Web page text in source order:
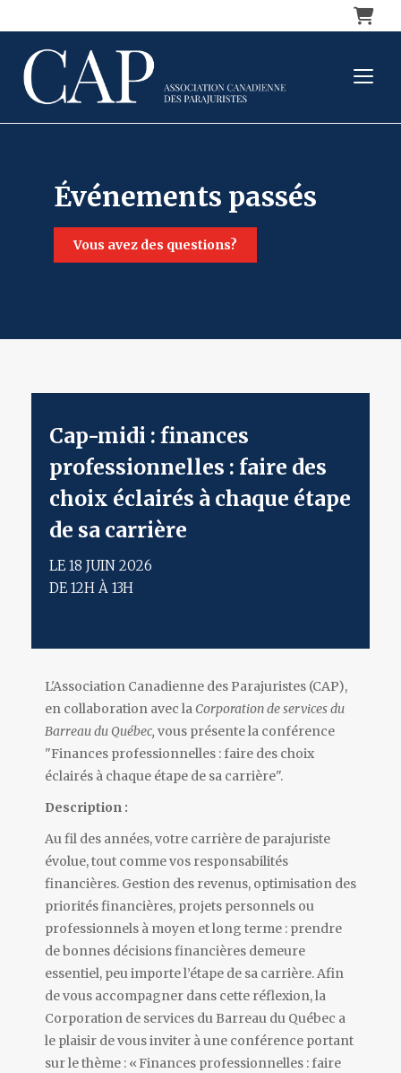
Panier
événements passés
vous avez des questions?
cap-midi : finances
professionnelles : faire des
choix éclairés à chaque étape
de sa carrière
LE 18 JUIN 2026
DE 12H À 13H
L'Association Canadienne des Parajuristes (CAP),
en collaboration avec la Corporation de services du
Barreau du Québec, vous présente la conférence
"Finances professionnelles : faire des choix
éclairés à chaque étape de sa carrière".
Description :
Au fil des années, votre carrière de parajuriste
évolue, tout comme vos responsabilités
financières. Gestion des revenus, optimisation des
priorités financières, projets personnels ou
professionnels à moyen et long terme : prendre
de bonnes décisions financières demeure
essentiel, peu importe l’étape de sa carrière. Afin
de vous accompagner dans cette réflexion, la
Corporation de services du Barreau du Québec a
le plaisir de vous inviter à une conférence portant
sur le thème : « Finances professionnelles : faire